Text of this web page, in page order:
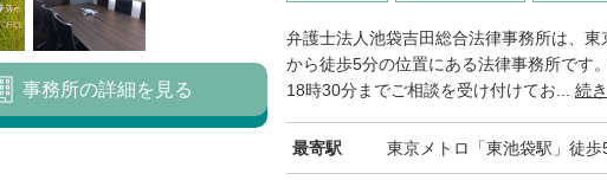
弁護士法人池袋吉田総合法律事務所は、東
から徒歩5分の位置にある法律事務所です
18時30分までご相談を受け付けてお... 続
最寄駅 東京メトロ「東池袋駅」徒歩
事務所の詳細を見る